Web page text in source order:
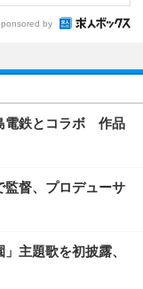
by
電鉄とコラボ 作品
監督、プロデューサ
主題歌を初披露、